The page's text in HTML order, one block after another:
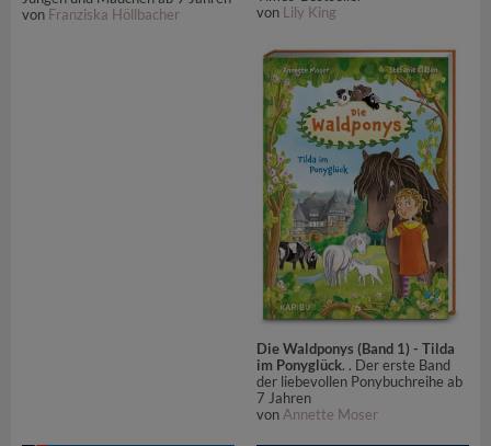
von Franziska Höllbacher
von Lily King
Die Waldponys (Band 1) - Tilda
im Ponyglück. . Der erste Band
der liebevollen Ponybuchreihe ab
7 Jahren
von Annette Moser